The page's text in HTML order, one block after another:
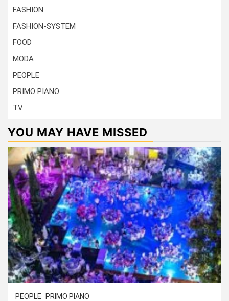
FASHION
FASHION-SYSTEM
FOOD
MODA
PEOPLE
PRIMO PIANO
TV
YOU MAY HAVE MISSED
PEOPLE PRIMO PIANO